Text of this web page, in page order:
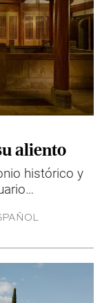
aliento
histórico y